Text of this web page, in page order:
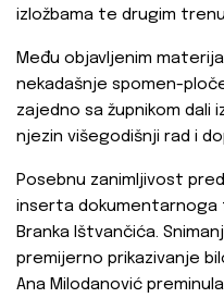
izložbama te drugim
Među objavljenim
nekadašnje spomen-
zajedno sa župnikom dali
njezin višegodišnji rad i
Posebnu zanimljivost
inserta dokumentarnoga
Branka Ištvančića.
premijerno prikazivanje
Ana Milodanović